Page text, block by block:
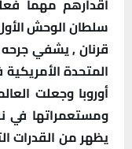
سلطان الوحش
قرنان , يشفي جرحه
المتحدة
أوروبا وجعلت
ومستعمراتها في
يظهر من القدرات